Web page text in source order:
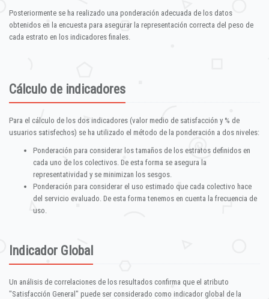
Posteriormente se ha realizado una ponderación adecuada de los datos
obtenidos en la encuesta para asegurar la representación correcta del peso de
cada estrato en los indicadores finales.
Cálculo de indicadores
Para el cálculo de los dos indicadores (valor medio de satisfacción y % de
usuarios satisfechos) se ha utilizado el método de la ponderación a dos niveles:
Ponderación para considerar los tamaños de los estratos definidos en
cada uno de los colectivos. De esta forma se asegura la
representatividad y se minimizan los sesgos.
Ponderación para considerar el uso estimado que cada colectivo hace
del servicio evaluado. De esta forma tenemos en cuenta la frecuencia de
uso.
Indicador Global
Un análisis de correlaciones de los resultados confirma que el atributo
"Satisfacción General" puede ser considerado como indicador global de la